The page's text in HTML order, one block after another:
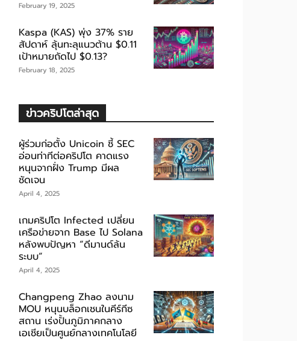
February 19, 2025
Kaspa (KAS) พุ่ง 37% ราย
สัปดาห์ ลุ้นทะลุแนวต้าน $0.11
เป้าหมายถัดไป $0.13?
February 18, 2025
ข่าวคริปโตล่าสุด
ผู้ร่วมก่อตั้ง Unicoin ชี้ SEC
อ่อนท่าทีต่อคริปโต คาดแรง
หนุนจากฝั่ง Trump มีผล
ชัดเจน
April 4, 2025
เกมคริปโต Infected เปลี่ยน
เครือข่ายจาก Base ไป Solana
หลังพบปัญหา “ดีมานด์ล้น
ระบบ”
April 4, 2025
Changpeng Zhao ลงนาม
MOU หนุนบล็อกเชนในคีร์กีซ
สถาน เร่งปั้นภูมิภาคกลาง
เอเชียเป็นศูนย์กลางเทคโนโลยี